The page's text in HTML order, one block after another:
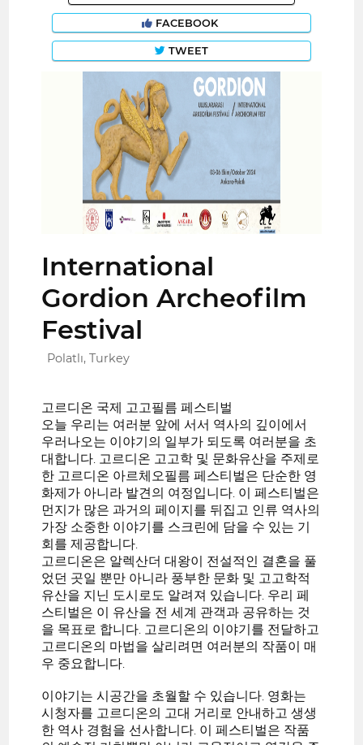
FACEBOOK
TWEET
International
Gordion Archeofilm
Festival
Polatlı, Turkey
고르디온 국제 고고필름 페스티벌
오늘 우리는 여러분 앞에 서서 역사의 깊이에서
우러나오는 이야기의 일부가 되도록 여러분을 초
대합니다. 고르디온 고고학 및 문화유산을 주제로
한 고르디온 아르체오필름 페스티벌은 단순한 영
화제가 아니라 발견의 여정입니다. 이 페스티벌은
먼지가 많은 과거의 페이지를 뒤집고 인류 역사의
가장 소중한 이야기를 스크린에 담을 수 있는 기
회를 제공합니다.
고르디온은 알렉산더 대왕이 전설적인 결혼을 풀
었던 곳일 뿐만 아니라 풍부한 문화 및 고고학적
유산을 지닌 도시로도 알려져 있습니다. 우리 페
스티벌은 이 유산을 전 세계 관객과 공유하는 것
을 목표로 합니다. 고르디온의 이야기를 전달하고
고르디온의 마법을 살리려면 여러분의 작품이 매
우 중요합니다.
이야기는 시공간을 초월할 수 있습니다. 영화는
시청자를 고르디온의 고대 거리로 안내하고 생생
한 역사 경험을 선사합니다. 이 페스티벌은 작품